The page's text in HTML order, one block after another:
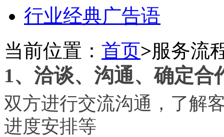
行业经典广告语
当前位置： 首页>服务流
1、洽谈、沟通、确定合
双方进行交流沟通，了解
进度安排等